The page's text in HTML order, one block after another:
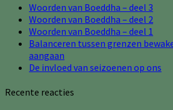
Woorden van Boeddha – deel 3
Woorden van Boeddha – deel 2
Woorden van Boeddha – deel 1
Balanceren tussen grenzen
aangaan
De invloed van seizoenen op ons
Recente reacties